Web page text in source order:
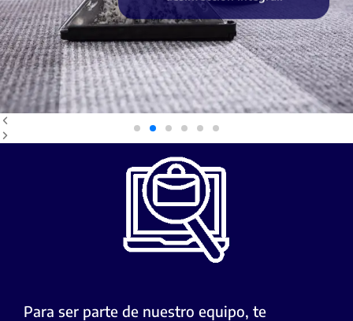
Para ser parte de nuestro equipo, te